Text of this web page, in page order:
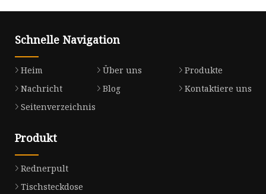
Schnelle Navigation
Heim Über uns
Produkte
Nachricht
Blog
Kontaktiere uns
Seitenverzeichnis
Produkt
Rednerpult
Tischsteckdose